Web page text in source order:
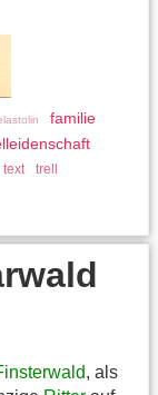
familie
text trell
, als